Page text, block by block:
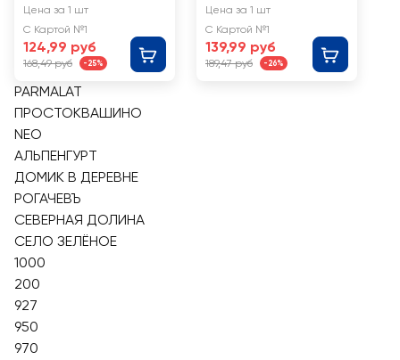
е PARMALAT
Comfort
безлактозное
1,8%, без змж
Цена за 1 шт
С Картой №1
124,99 руб
168,49 руб -25%
зованное
PARMALAT
Comfort
безлактозное
0,05%, без змж
Цена за 1 шт
С Картой №1
139,99 руб
189,47 руб -26%
PARMALAT
ПРОСТОКВАШИНО
NEO
АЛЬПЕНГУРТ
ДОМИК В ДЕРЕВНЕ
РОГАЧЕВЪ
СЕВЕРНАЯ ДОЛИНА
СЕЛО ЗЕЛЁНОЕ
1000
200
927
950
970